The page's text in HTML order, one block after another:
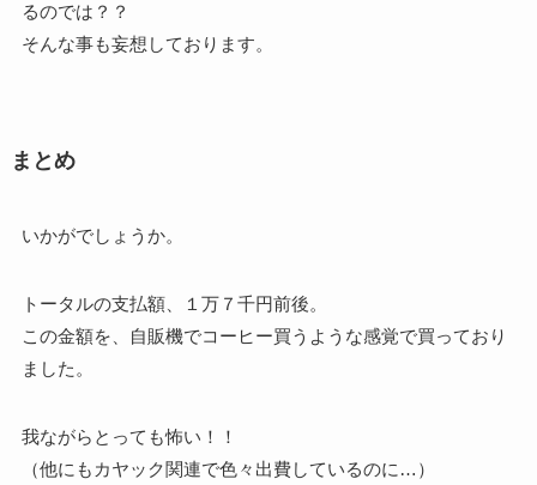
るのでは？？
そんな事も妄想しております。
まとめ
いかがでしょうか。
トータルの支払額、１万７千円前後。
この金額を、自販機でコーヒー買うような感覚で買っており
ました。
我ながらとっても怖い！！
（他にもカヤック関連で色々出費しているのに…）